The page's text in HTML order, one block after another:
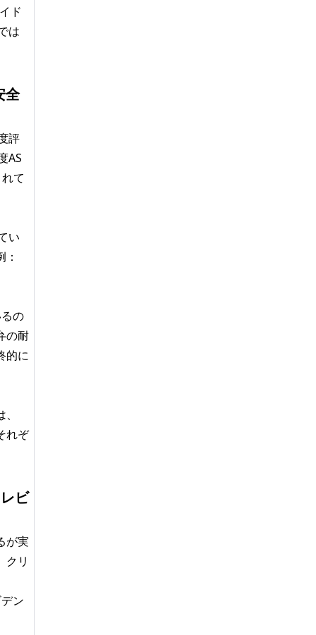
ド
は
全
評
AS
て
い
の
の耐
的に
れぞ
ビ
が実
クリ
ン